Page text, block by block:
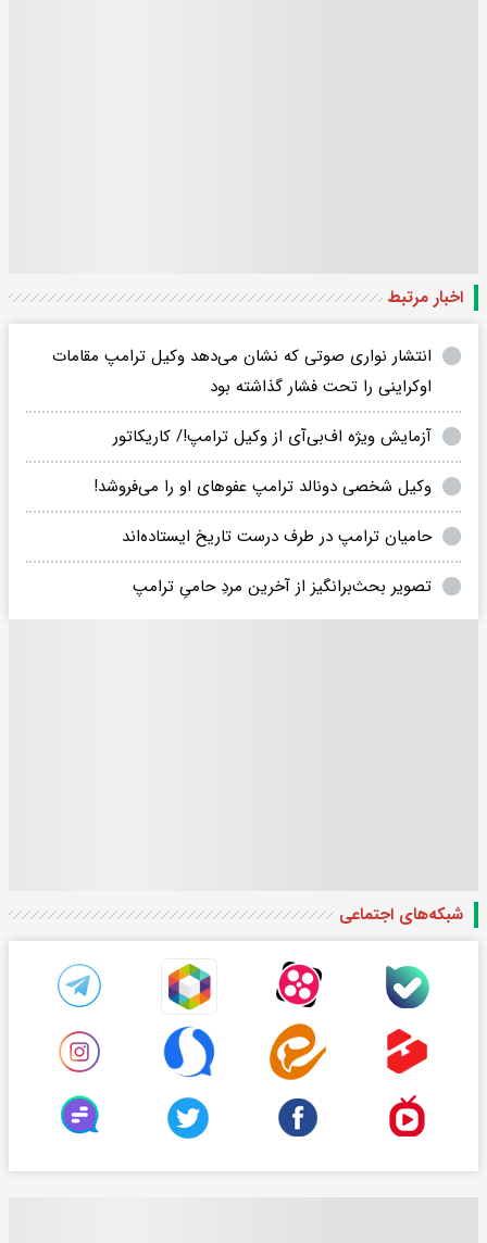
اخبار مرتبط
انتشار نواری صوتی که نشان می‌دهد وکیل ترامپ مقامات
اوکراینی را تحت فشار گذاشته بود
آزمایش ویژه اف‌بی‌آی از وکیل ترامپ!/ کاریکاتور
وکیل شخصی دونالد ترامپ عفوهای او را می‌فروشد!
حامیان ترامپ در طرف درست تاریخ ایستاده‌اند
تصویر بحث‌برانگیز از آخرین مردِ حامیِ ترامپ
شبکه‌های اجتماعی